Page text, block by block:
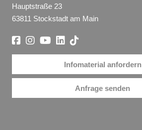
Hauptstraße 23
63811 Stockstadt am Main
Infomaterial anfordern
Anfrage senden